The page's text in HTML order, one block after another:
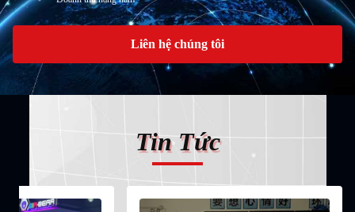
Liên hệ chúng tôi
Tin Tức